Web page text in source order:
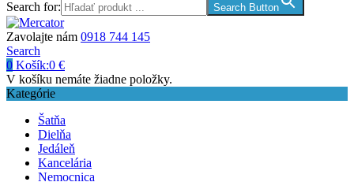
Search for: Search Button
Zavolajte nám 0918 744 145
Search
0 Košík:0 €
V košíku nemáte žiadne položky.
Kategórie
Šatňa
Dielňa
Jedáleň
Kancelária
Nemocnica